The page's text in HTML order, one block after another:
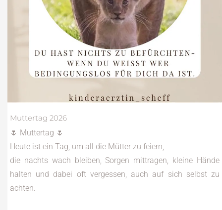
Muttertag 2026
🌷 Muttertag 🌷
Heute ist ein Tag, um all die Mütter zu feiern,
die nachts wach bleiben, Sorgen mittragen, kleine Hände
halten und dabei oft vergessen, auch auf sich selbst zu
achten.